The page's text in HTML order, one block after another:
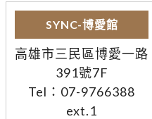
SYNC-博愛館
高雄市三民區博愛一路
391號7F
Tel：07-9766388
ext.1